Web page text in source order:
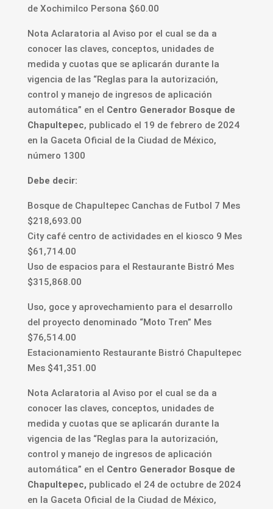
de Xochimilco Persona $60.00
Nota Aclaratoria al Aviso por el cual se da a
conocer las claves, conceptos, unidades de
medida y cuotas que se aplicarán durante la
vigencia de las “Reglas para la autorización,
control y manejo de ingresos de aplicación
automática” en el Centro Generador Bosque de
Chapultepec, publicado el 19 de febrero de 2024
en la Gaceta Oficial de la Ciudad de México,
número 1300
Debe decir:
Bosque de Chapultepec Canchas de Futbol 7 Mes
$218,693.00
City café centro de actividades en el kiosco 9 Mes
$61,714.00
Uso de espacios para el Restaurante Bistró Mes
$315,868.00
Uso, goce y aprovechamiento para el desarrollo
del proyecto denominado “Moto Tren” Mes
$76,514.00
Estacionamiento Restaurante Bistró Chapultepec
Mes $41,351.00
Nota Aclaratoria al Aviso por el cual se da a
conocer las claves, conceptos, unidades de
medida y cuotas que se aplicarán durante la
vigencia de las “Reglas para la autorización,
control y manejo de ingresos de aplicación
automática” en el Centro Generador Bosque de
Chapultepec, publicado el 24 de octubre de 2024
en la Gaceta Oficial de la Ciudad de México,